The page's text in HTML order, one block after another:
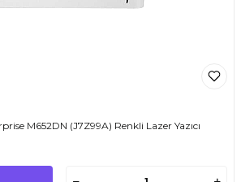
M652DN (J7Z99A) Renkli Lazer Yazıcı